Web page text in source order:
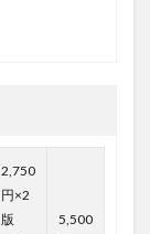
2,750
円×2
版
5,500